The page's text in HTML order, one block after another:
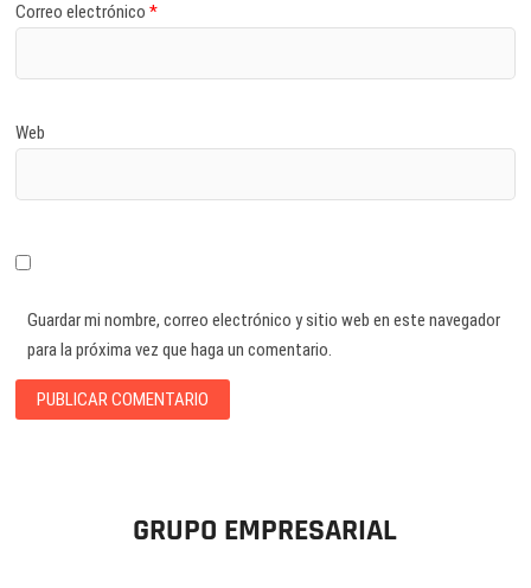
Correo electrónico*
Web
Guardar mi nombre, correo electrónico y sitio web en este navegador
para la próxima vez que haga un comentario.
GRUPO EMPRESARIAL